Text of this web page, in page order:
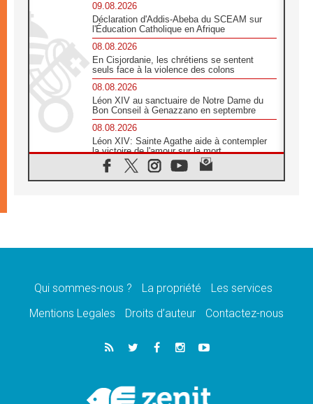
09.08.2026
Déclaration d'Addis-Abeba du SCEAM sur
l'Éducation Catholique en Afrique
08.08.2026
En Cisjordanie, les chrétiens se sentent
seuls face à la violence des colons
08.08.2026
Léon XIV au sanctuaire de Notre Dame du
Bon Conseil à Genazzano en septembre
08.08.2026
Léon XIV: Sainte Agathe aide à contempler
la victoire de l'amour sur la mort
08.08.2026
«Relancer l'empathie», le projet Triennal d'art
08.08.2026
07.08.2026
Calapan devient un diocèse
Congo-Brazzaville: le 15 août, entre solennité
de l'Assomption et mémoire nationale
«La paix commence par l'empathie» estime
le cardinal Parolin
Qui sommes-nous ? La propriété
Les services
Mentions Legales
Droits d’auteur Contactez-nous